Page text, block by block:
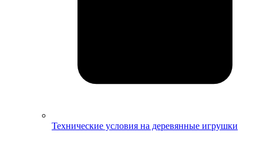
Технические условия на деревянные игрушки